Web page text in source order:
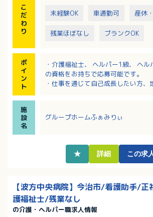
こ
だ
わ
り
未経験OK 車通勤可 産休
残業ほぼなし ブランクOK
ポ
イ
ン
ト
・介護福祉士、 ヘルパー1級、 ヘ
の資格をお持ちで応募可能です。
・仕事を通じて自己成長したい方、
ャリアに合わせて研修・教育を実施
・年間賞与3か月分！昇給もしっか
想いに応えられるよう、再雇用制
施
設
名
グループホームふぁみりぃ
★ 詳細 この求
【波方中央病院】今治市/看護助手/
護福祉士/残業なし
の介護・ヘルパー職求人情報